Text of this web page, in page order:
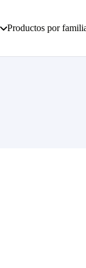
Productos por